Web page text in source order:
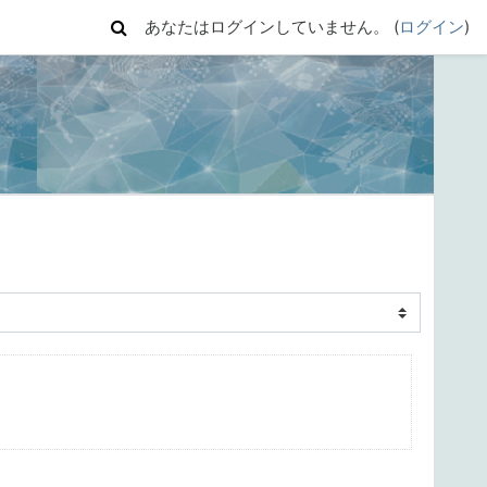
あなたはログインしていません。 (ログイン)